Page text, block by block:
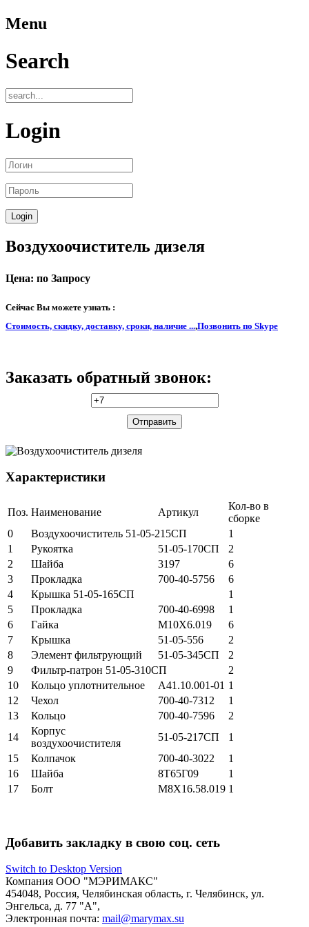
Menu
Search
Login
Воздухоочиститель дизеля
Цена: по Запросу
Сейчас Вы можете узнать :
Стоимость, скидку, доставку, сроки, наличие ...,Позвонить по Skype
Заказать обратный звонок:
Характеристики
Поз. Наименование Артикул
Кол-во в
сборке
0
Воздухоочиститель 51-05-215СП
1
1
Рукоятка 51-05-170СП
2
2
Шайба 3197
6
3
Прокладка 700-40-5756
6
4
Крышка 51-05-165СП
1
5
Прокладка 700-40-6998
1
6
Гайка М10Х6.019
6
7
Крышка 51-05-556
2
8
Элемент фильтрующий 51-05-345СП
2
9
Фильтр-патрон 51-05-310СП
2
10
Кольцо уплотнительное А41.10.001-01 1
12
Чехол 700-40-7312
1
13
Кольцо 700-40-7596
2
14
Корпус
воздухоочистителя
51-05-217СП
1
15
Колпачок 700-40-3022
1
16
Шайба 8Т65Г09
1
17
Болт М8Х16.58.019 1
Добавить закладку в свою соц. сеть
Switch to Desktop Version
Компания ООО "МЭРИМАКС"
454048, Россия, Челябинская область, г. Челябинск, ул.
Энгельса, д. 77 "А",
Электронная почта: mail@marymax.su